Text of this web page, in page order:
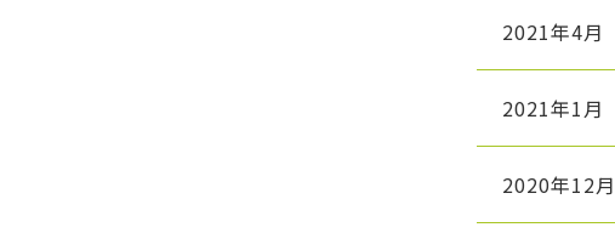
2021年4月
2021年1月
2020年12月